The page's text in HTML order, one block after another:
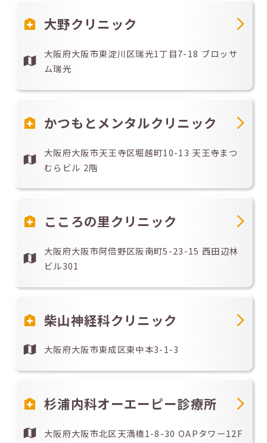
大野クリニック
大阪府大阪市東淀川区瑞光1丁目7-18 ブロッサ
ム瑞光
かつもとメンタルクリニック
大阪府大阪市天王寺区堀越町10-13 天王寺まつ
むらビル 2階
こころの里クリニック
大阪府大阪市阿倍野区阪南町5-23-15 西田辺林
ビル301
柴山神経科クリニック
大阪府大阪市東成区東中本3-1-3
杉浦内科オーエーピー診療所
大阪府大阪市北区天満橋1-8-30 OAPタワー12F